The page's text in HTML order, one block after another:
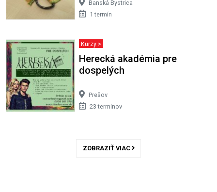
Banská Bystrica
1 termín
Kurzy >
Herecká akadémia pre
dospelých
Prešov
23 termínov
ZOBRAZIŤ VIAC